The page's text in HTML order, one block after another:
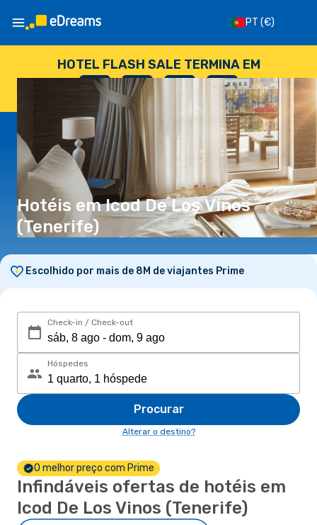
PT (€)
HOTEL FLASH SALE TERMINA EM
--
DIAS
: --
HORAS
: --
SEGUNDOS
Hotéis em Icod De Los Vinos
(Tenerife)
Escolhido por mais de 8M de viajantes Prime
Check-in / Check-out
Hóspedes
Procurar
Alterar o destino?
O melhor preço com Prime
Infindáveis ofertas de hotéis em
Icod De Los Vinos (Tenerife)